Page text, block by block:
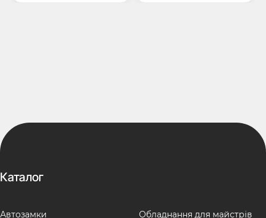
Каталог
Автозамки Обладнання для майстрів